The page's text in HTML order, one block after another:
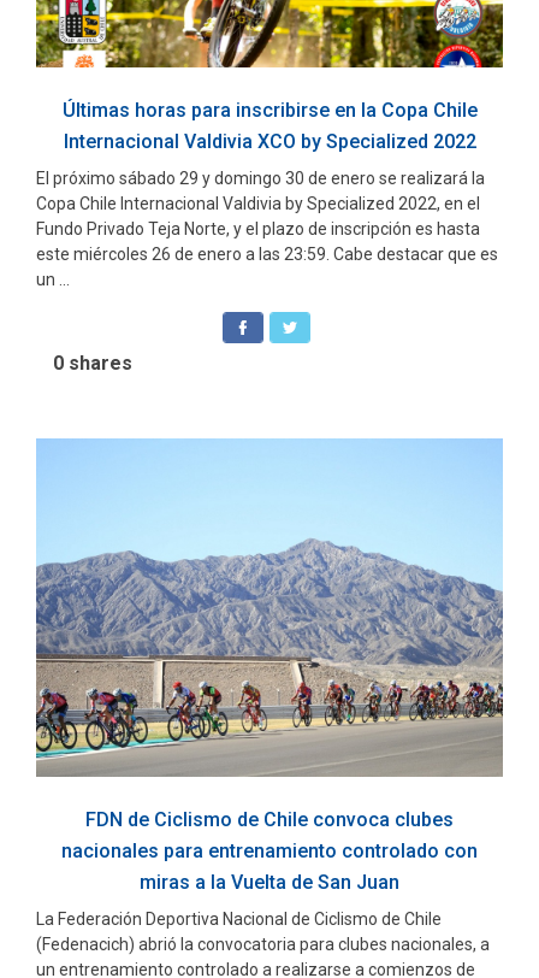
Últimas horas para inscribirse en la Copa Chile
Internacional Valdivia XCO by Specialized 2022
El próximo sábado 29 y domingo 30 de enero se realizará la
Copa Chile Internacional Valdivia by Specialized 2022, en el
Fundo Privado Teja Norte, y el plazo de inscripción es hasta
este miércoles 26 de enero a las 23:59. Cabe destacar que es
un ...
0 shares
FDN de Ciclismo de Chile convoca clubes
nacionales para entrenamiento controlado con
miras a la Vuelta de San Juan
La Federación Deportiva Nacional de Ciclismo de Chile
(Fedenacich) abrió la convocatoria para clubes nacionales, a
un entrenamiento controlado a realizarse a comienzos de